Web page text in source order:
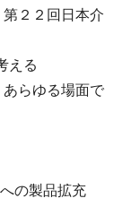
２２回日本介
える
らゆる場面で
の製品拡充